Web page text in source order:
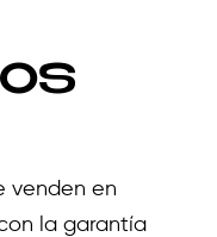
venden en
la garantía